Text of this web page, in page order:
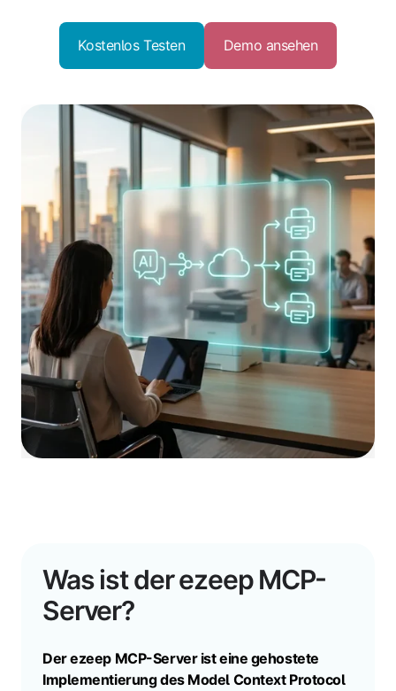
Kostenlos Testen Demo ansehen
Was ist der ezeep MCP-
Server?
Der ezeep MCP-Server ist eine gehostete
Implementierung des Model Context Protocol